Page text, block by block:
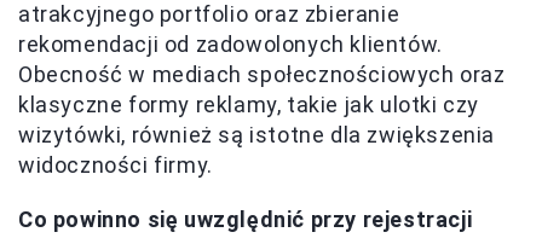
atrakcyjnego portfolio oraz zbieranie
rekomendacji od zadowolonych klientów.
Obecność w mediach społecznościowych oraz
klasyczne formy reklamy, takie jak ulotki czy
wizytówki, również są istotne dla zwiększenia
widoczności firmy.
Co powinno się uwzględnić przy rejestracji